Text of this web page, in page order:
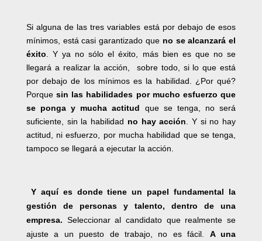
Si alguna de las tres variables está por debajo de esos
mínimos, está casi garantizado que no se alcanzará el
éxito . Y ya no sólo el éxito, más bien es que no se
llegará a realizar la acción, sobre todo, si lo que está
por debajo de los mínimos es la habilidad. ¿Por qué?
Porquesin las habilidades por mucho esfuerzo que
se ponga y mucha actitud que se tenga, no será
suficiente, sin la habilidad no hay acción . Y si no hay
actitud, ni esfuerzo, por mucha habilidad que se tenga,
tampoco se llegará a ejecutar la acción.
Y aquí es donde tiene un papel fundamental la
gestión de personas y talento, dentro de una
empresa. Seleccionar al candidato que realmente se
ajuste a un puesto de trabajo, no es fácil. A una